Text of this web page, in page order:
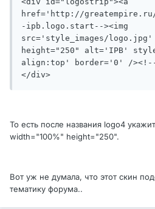
href='http://greatempire.ru/
-ipb.logo.start--><img
src='style_images/logo.jpg'
height="250" alt='IPB'
align:top' border='0' /><!--
</div>
То есть после названия logo4
width="100%" height="250".
Вот уж не думала, что этот скин
тематику форума..